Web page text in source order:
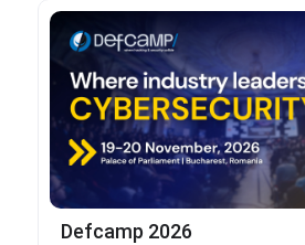
Defcamp 2026